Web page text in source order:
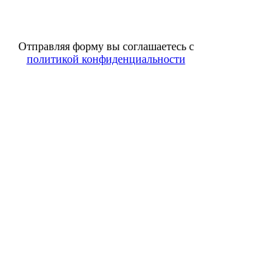
Отправляя форму вы соглашаетесь с
политикой конфиденциальности